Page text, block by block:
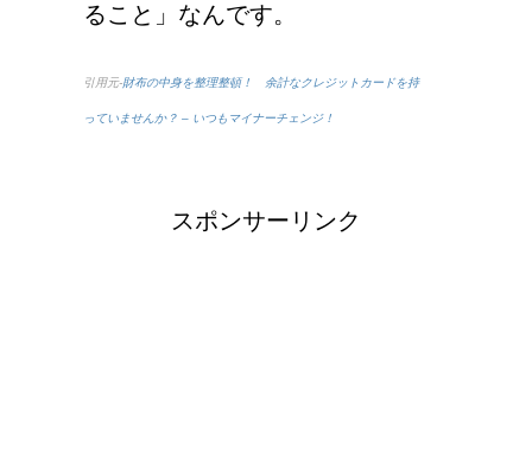
ること」なんです。
引用元-財布の中身を整理整頓！ 余計なクレジットカードを持
っていませんか？ – いつもマイナーチェンジ！
スポンサーリンク